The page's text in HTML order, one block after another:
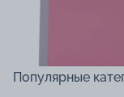
Популярные